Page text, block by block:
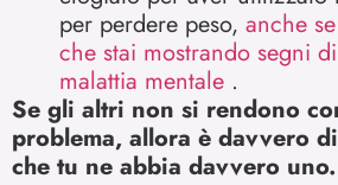
per perdere peso, anche
che stai mostrando segni
malattia mentale .
Se gli altri non si rendono
problema, allora è davvero
che tu ne abbia davvero uno.